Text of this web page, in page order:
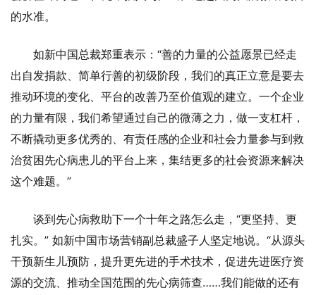
的水准。
如新中国总裁郑重表示：“善的力量的公益愿景已经走
出自发捐款、简单行善的初级阶段，我们的真正立意是要去
推动环境的变化、平台的改善乃至价值观的建立。一个企业
的力量有限，我们希望通过自己的微薄之力，做一支杠杆，
不断撬动更多优秀的、有责任感的企业和社会力量参与到救
治贫困先心病患儿的平台上来，集结更多的社会资源来解决
这个难题。”
谈到先心病救助下一个十年之路怎么走，“更坚持、更
扎实。” 如新中国市场营销副总裁盛子人坚定地说。“从源头
干预新生儿预防，提升更先进的手术技术，促进先进医疗资
源的交流、推动全国范围的先心病筛查……我们能做的还有